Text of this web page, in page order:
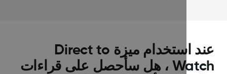
عند استخدام ميزة Direct to
Watch ، هل سأحصل على قراءات